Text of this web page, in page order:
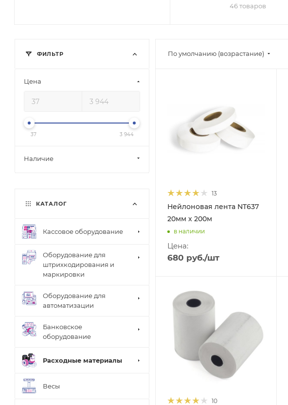
46 товаров
По умолчанию (возрастание)
13
Нейлоновая лента NT637
20мм х 200м
в наличии
Цена:
680 руб./шт
10
ФИЛЬТР
Цена
37 3 944
Наличие
КАТАЛОГ
Кассовое оборудование
Оборудование для
штрихкодирования и
маркировки
Оборудование для
автоматизации
Банковское
оборудование
Расходные материалы
Весы